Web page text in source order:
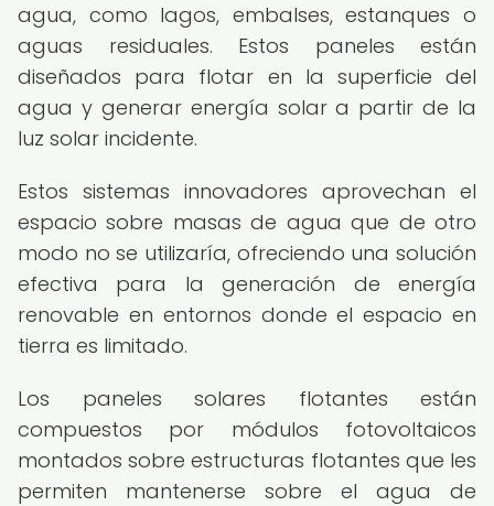
agua, como lagos, embalses, estanques o
aguas residuales. Estos paneles están
diseñados para flotar en la superficie del
agua y generar energía solar a partir de la
luz solar incidente.
Estos sistemas innovadores aprovechan el
espacio sobre masas de agua que de otro
modo no se utilizaría, ofreciendo una solución
efectiva para la generación de energía
renovable en entornos donde el espacio en
tierra es limitado.
Los paneles solares flotantes están
compuestos por módulos fotovoltaicos
montados sobre estructuras flotantes que les
permiten mantenerse sobre el agua de